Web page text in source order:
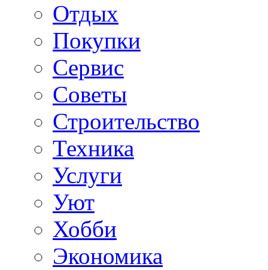
Отдых
Покупки
Сервис
Советы
Строительство
Техника
Услуги
Уют
Хобби
Экономика